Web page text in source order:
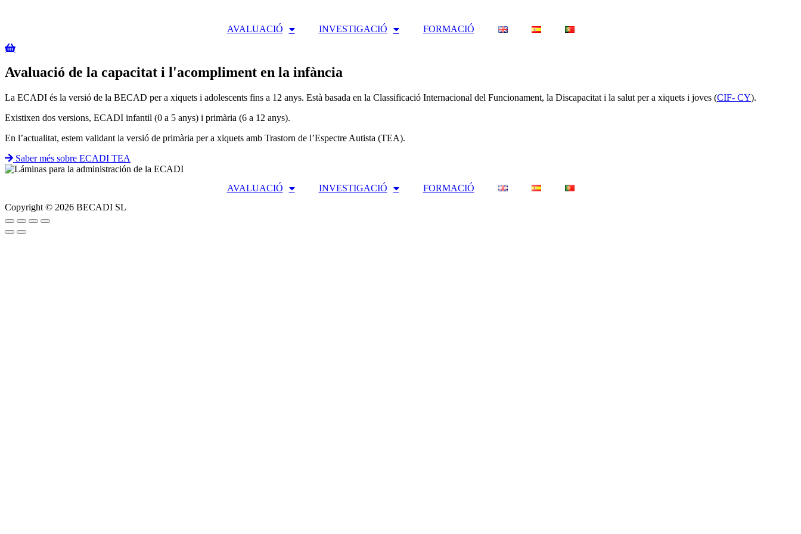
AVALUACIÓ INVESTIGACIÓ FORMACIÓ
Avaluació de la capacitat i l'acompliment en la infància
La ECADI és la versió de la BECAD per a xiquets i adolescents fins a 12 anys. Està basada en la Classificació Internacional del Funcionament, la Discapacitat i la salut per a xiquets i joves (CIF- CY).
Existixen dos versions, ECADI infantil (0 a 5 anys) i primària (6 a 12 anys).
En l’actualitat, estem validant la versió de primària per a xiquets amb Trastorn de l’Espectre Autista (TEA).
Saber més sobre ECADI TEA
AVALUACIÓ INVESTIGACIÓ
FORMACIÓ
Copyright © 2026 BECADI SL